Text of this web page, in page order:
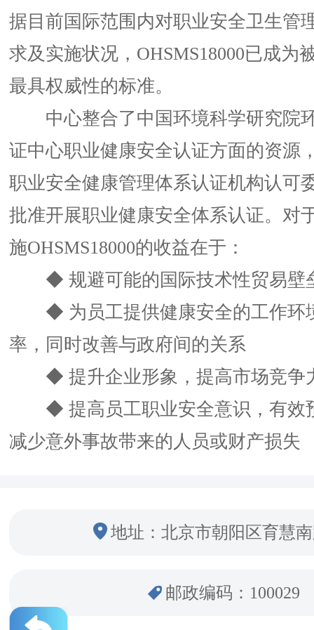
据目前国际范围内对职业安全卫生管
求及实施状况，OHSMS18000已成为
最具权威性的标准。
中心整合了中国环境科学研究院
证中心职业健康安全认证方面的资源
职业安全健康管理体系认证机构认可
批准开展职业健康安全体系认证。对
施OHSMS18000的收益在于：
◆ 规避可能的国际技术性贸易壁
◆ 为员工提供健康安全的工作环
率，同时改善与政府间的关系
◆ 提升企业形象，提高市场竞争
◆ 提高员工职业安全意识，有效
减少意外事故带来的人员或财产损失
地址：北京市朝阳区育慧
邮政编码：100029